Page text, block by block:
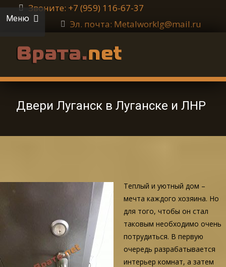
Звоните: +7 (959) 116-67-37
Эл. почта: Metalworklg@mail.ru
Меню
Двери Луганск в Луганске и ЛНР
Теплый и уютный дом –
мечта каждого хозяина. Но
для того, чтобы он стал
таковым необходимо очень
потрудиться. В первую
очередь разрабатывается
интерьер комнат, а затем